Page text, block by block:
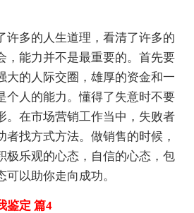
多的人生道理，看清了许多的
，能力并不是最重要的。首先要
大的人际交圈，雄厚的资金和一
个人的能力。懂得了失意时不要
。在市场营销工作当中，失败者
者找方式方法。做销售的时候，
极乐观的心态，自信的心态，包
以助你走向成功。
定 篇4